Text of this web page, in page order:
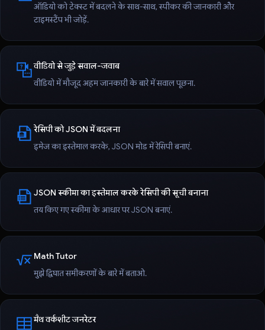
ऑडियो को टेक्स्ट में बदलने के साथ-साथ, स्पीकर की जानकारी और
टाइमस्टैंप भी जोड़ें.
वीडियो से जुड़े सवाल-जवाब
वीडियो में मौजूद अहम जानकारी के बारे में सवाल पूछना.
रेसिपी को JSON में बदलना
इमेज का इस्तेमाल करके, JSON मोड में रेसिपी बनाएं.
JSON स्कीमा का इस्तेमाल करके रेसिपी की सूची बनाना
तय किए गए स्कीमा के आधार पर JSON बनाएं.
Math Tutor
मुझे द्विघात समीकरणों के बारे में बताओ.
मैथ वर्कशीट जनरेटर